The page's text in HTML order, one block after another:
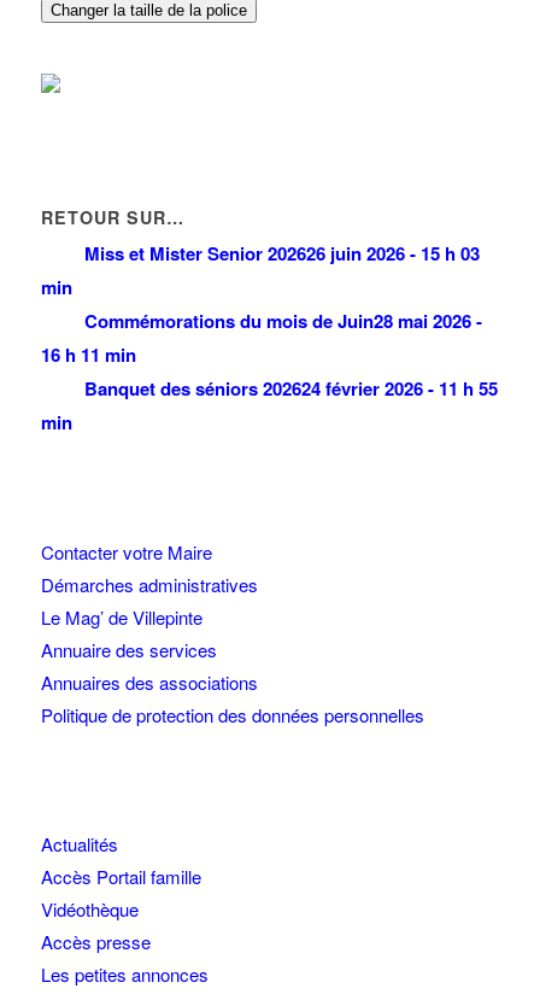
Changer la taille de la police
RETOUR SUR…
Miss et Mister Senior 202626 juin 2026 - 15 h 03
min
Commémorations du mois de Juin28 mai 2026 -
16 h 11 min
Banquet des séniors 202624 février 2026 - 11 h 55
min
Contacter votre Maire
Démarches administratives
Le Mag’ de Villepinte
Annuaire des services
Annuaires des associations
Politique de protection des données personnelles
Actualités
Accès Portail famille
Vidéothèque
Accès presse
Les petites annonces